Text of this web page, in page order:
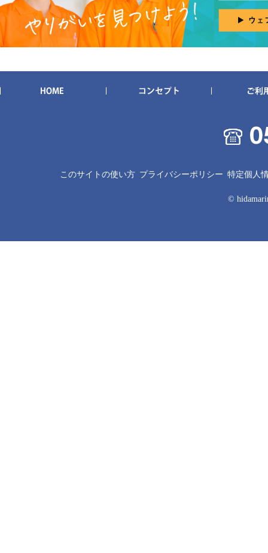
このサイトの使い方 プライバシーポリシー 特定個人
©